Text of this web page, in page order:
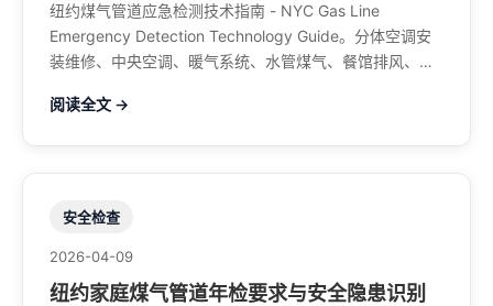
纽约煤气管道应急检测技术指南 - NYC Gas Line
Emergency Detection Technology Guide。分体空调安
装维修、中央空调、暖气系统、水管煤气、餐馆排风、特
阅读全文 →
安全检查
2026-04-09
纽约家庭煤气管道年检要求与安全隐患识别